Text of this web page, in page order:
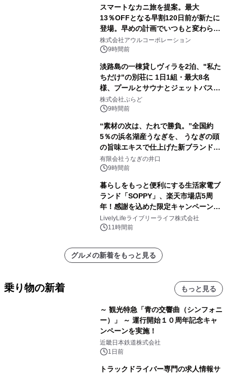
スマートなカニ旅を提案。最大
13％OFFとなる早割120日前が新たに
登場。早めの計画でいつもと変わらぬ
大人の冬旅を。ー夕日ヶ浦温泉「佳松
苑 別邸ふうか」ー
株式会社アウルコーポレーション
9時間前
淡路島の一棟貸しヴィラを2泊、"私た
ちだけ"の別荘に 1日1組・最大8名
様、プールとサウナとジェットバス付
きで Villa Mon Temps AWAJIの連泊
素泊りプラン
株式会社ぷらど
9時間前
“素材の次は、たれで勝負。”全国約
5％の浜名湖産うなぎを、 うなぎの頭
の旨味エキスで仕上げた新ブランド
「井口の誉」誕生
有限会社うなぎの井口
9時間前
暮らしをもっと便利にする生活家電ブ
ランド「SOPPY」、楽天市場店5周
年！感謝を込めた限定キャンペーンを
8月10日より開催
LivelyLifeライブリーライフ株式会社
11時間前
グルメの新着をもっと見る
乗り物の新着 もっと見る
～ 観光特急「青の交響曲（シンフォニ
ー）」 ～ 運行開始１０周年記念キャ
ンペーンを実施！
近畿日本鉄道株式会社
1日前
トラックドライバー専門の求人情報サ